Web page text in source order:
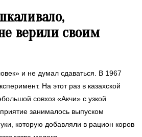
верили своим
и не думал сдаваться. В 1967
На этот раз в казахской
совхоз «Акчи» с узкой
занималось выпуском
которую добавляли в рацион коров